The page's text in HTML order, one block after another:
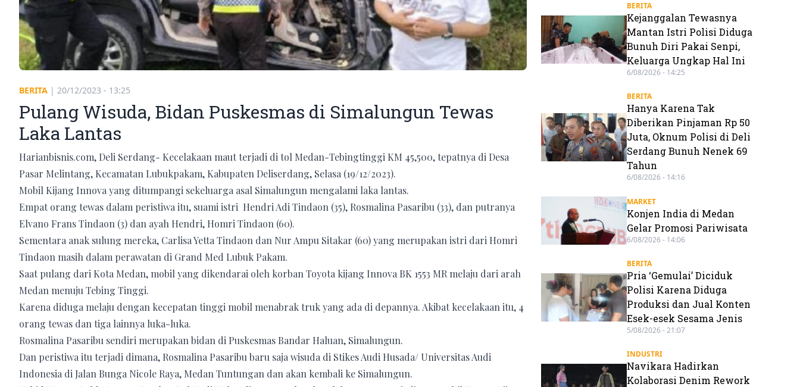
BERITA | 20/12/2023 - 13:25
Pulang Wisuda, Bidan Puskesmas di Simalungun Tewas
Laka Lantas
Harianbisnis.com, Deli Serdang- Kecelakaan maut terjadi di tol Medan-Tebingtinggi KM 45,500, tepatnya di Desa
Pasar Melintang, Kecamatan Lubukpakam, Kabupaten Deliserdang, Selasa (19/12/2023).
Mobil Kijang Innova yang ditumpangi sekeluarga asal Simalungun mengalami laka lantas.
Empat orang tewas dalam peristiwa itu, suami istri Hendri Adi Tindaon (35), Rosmalina Pasaribu (33), dan putranya
Elvano Frans Tindaon (3) dan ayah Hendri, Homri Tindaon (60).
Sementara anak sulung mereka, Carlisa Yetta Tindaon dan Nur Ampu Sitakar (60) yang merupakan istri dari Homri
Tindaon masih dalam perawatan di Grand Med Lubuk Pakam.
Saat pulang dari Kota Medan, mobil yang dikendarai oleh korban Toyota kijang Innova BK 1553 MR melaju dari arah
Medan menuju Tebing Tinggi.
Karena diduga melaju dengan kecepatan tinggi mobil menabrak truk yang ada di depannya. Akibat kecelakaan itu, 4
orang tewas dan tiga lainnya luka-luka.
Rosmalina Pasaribu sendiri merupakan bidan di Puskesmas Bandar Haluan, Simalungun.
Dan peristiwa itu terjadi dimana, Rosmalina Pasaribu baru saja wisuda di Stikes Audi Husada/ Universitas Audi
Indonesia di Jalan Bunga Nicole Raya, Medan Tuntungan dan akan kembali ke Simalungun.
BERITA
Kejanggalan Tewasnya
Mantan Istri Polisi Diduga
Bunuh Diri Pakai Senpi,
Keluarga Ungkap Hal Ini
6/08/2026 - 14:25
BERITA
Hanya Karena Tak
Diberikan Pinjaman Rp 50
Juta, Oknum Polisi di Deli
Serdang Bunuh Nenek 69
Tahun
6/08/2026 - 14:16
MARKET
Konjen India di Medan
Gelar Promosi Pariwisata
6/08/2026 - 14:06
BERITA
Pria ‘Gemulai’ Diciduk
Polisi Karena Diduga
Produksi dan Jual Konten
Esek-esek Sesama Jenis
5/08/2026 - 21:07
INDUSTRI
Navikara Hadirkan
Kolaborasi Denim Rework